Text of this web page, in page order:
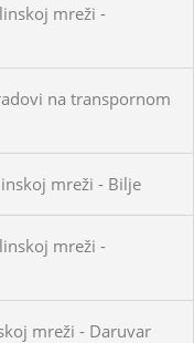
mreži -
na transpornom
mreži - Bilje
mreži -
mreži - Daruvar